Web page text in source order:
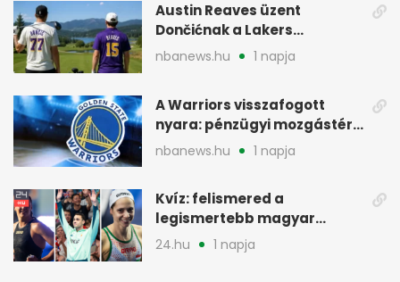
Austin Reaves üzent
Dončićnak a Lakers
szlovéniai útja előtt
nbanews.hu 1 napja
A Warriors visszafogott
nyara: pénzügyi mozgástér
a 2027-es tervhez
nbanews.hu 1 napja
Kvíz: felismered a
legismertebb magyar
úszókat a fotókról?
24.hu 1 napja